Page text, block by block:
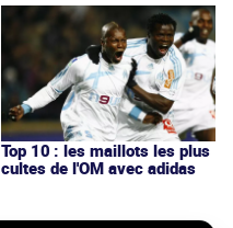
Top 10 : les maillots les plus
cultes de l'OM avec adidas